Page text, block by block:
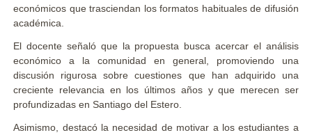
económicos que trasciendan los formatos habituales de difusión
académica.
El docente señaló que la propuesta busca acercar el análisis
económico a la comunidad en general, promoviendo una
discusión rigurosa sobre cuestiones que han adquirido una
creciente relevancia en los últimos años y que merecen ser
profundizadas en Santiago del Estero.
Asimismo, destacó la necesidad de motivar a los estudiantes a